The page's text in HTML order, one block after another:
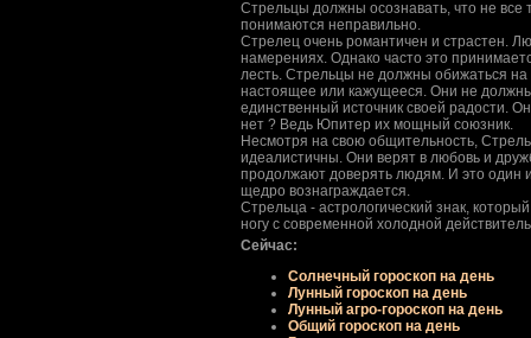
Стрельцы должны осознавать, что не все
понимаются неправильно.
Стрелец очень романтичен и страстен.
намерениях. Однако часто это
лесть. Стрельцы не должны обижаться
настоящее или кажущееся. Они не
единственный источник своей радости.
нет ? Ведь Юпитер их мощный союзник.
Несмотря на свою общительность,
идеалистичны. Они верят в любовь и
продолжают доверять людям. И это один
щедро вознаграждается.
Стрельца - астрологический знак,
ногу с современной холодной
Сейчас:
Солнечный гороскоп на день
Лунный гороскоп на день
Лунный агро-гороскоп на день
Общий гороскоп на день